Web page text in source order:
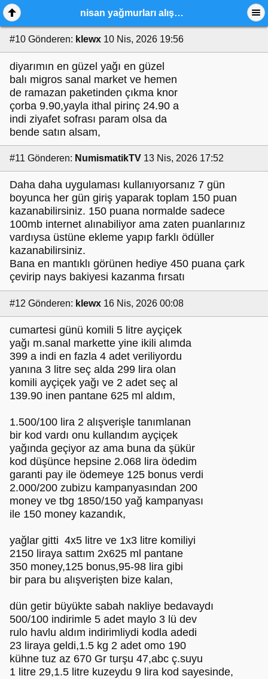
nisan yağmurları alışveriş kervanı 2026,
#10 Gönderen: klewx 10 Nis, 2026 19:56
diyarımın en güzel yağı en güzel
balı migros sanal market ve hemen
de ramazan paketinden çıkma knor
çorba 9.90,yayla ithal pirinç 24.90 a
indi ziyafet sofrası param olsa da
bende satın alsam,
#11 Gönderen: NumismatikTV 13 Nis, 2026 17:52
Daha daha uygulaması kullanıyorsanız 7 gün
boyunca her gün giriş yaparak toplam 150 puan
kazanabilirsiniz. 150 puana normalde sadece
100mb internet alınabiliyor ama zaten puanlarınız
vardıysa üstüne ekleme yapıp farklı ödüller
kazanabilirsiniz.
Bana en mantıklı görünen hediye 450 puana çark
çevirip nays bakiyesi kazanma fırsatı
#12 Gönderen: klewx 16 Nis, 2026 00:08
cumartesi günü komili 5 litre ayçiçek
yağı m.sanal markette yine ikili alımda
399 a indi en fazla 4 adet veriliyordu
yanına 3 litre seç alda 299 lira olan
komili ayçiçek yağı ve 2 adet seç al
139.90 inen pantane 625 ml aldım,
1.500/100 lira 2 alışverişle tanımlanan
bir kod vardı onu kullandım ayçiçek
yağında geçiyor az ama buna da şükür
kod düşünce hepsine 2.068 lira ödedim
garanti pay ile ödemeye 125 bonus verdi
2.000/200 zubizu kampanyasından 200
money ve tbg 1850/150 yağ kampanyası
ile 150 money kazandık,
yağlar gitti 4x5 litre ve 1x3 litre komiliyi
2150 liraya sattım 2x625 ml pantane
350 money,125 bonus,95-98 lira gibi
bir para bu alışverişten bize kalan,
dün getir büyükte sabah nakliye bedavaydı
500/100 indirimle 5 adet maylo 3 lü dev
rulo havlu aldım indirimliydi kodla adedi
23 liraya geldi,1.5 kg 2 adet omo 190
kühne tuz az 670 Gr turşu 47,abc ç.suyu
1 litre 29,1.5 litre kuzeydu 9 lira kod sayesinde,